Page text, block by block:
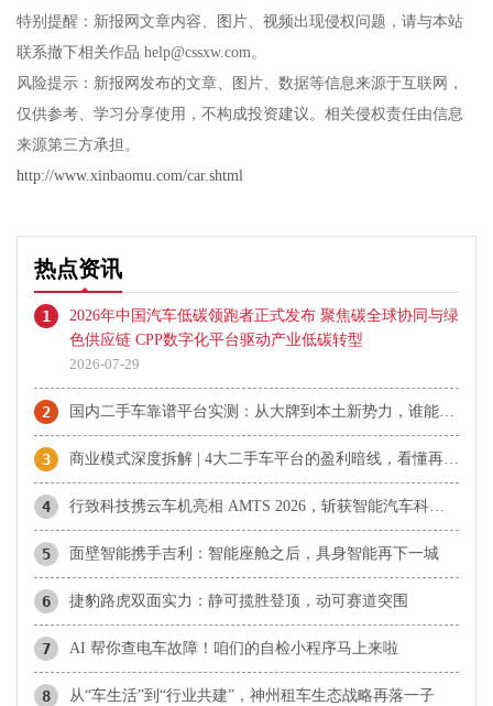
特别提醒：新报网文章内容、图片、视频出现侵权问题，请与本站
联系撤下相关作品 help@cssxw.com。
风险提示：新报网发布的文章、图片、数据等信息来源于互联网，
仅供参考、学习分享使用，不构成投资建议。相关侵权责任由信息
来源第三方承担。
http://www.xinbaomu.com/car.shtml
热点资讯
1
2026年中国汽车低碳领跑者正式发布 聚焦碳全球协同与绿
色供应链 CPP数字化平台驱动产业低碳转型
2026-07-29
2 国内二手车靠谱平台实测：从大牌到本土新势力，谁能真正做到不踩坑
3 商业模式深度拆解 | 4大二手车平台的盈利暗线，看懂再也不被收割
4 行致科技携云车机亮相 AMTS 2026，斩获智能汽车科技奖
5 面壁智能携手吉利：智能座舱之后，具身智能再下一城
6 捷豹路虎双面实力：静可揽胜登顶，动可赛道突围
7 AI 帮你查电车故障！咱们的自检小程序马上来啦
8 从“车生活”到“行业共建”，神州租车生态战略再落一子